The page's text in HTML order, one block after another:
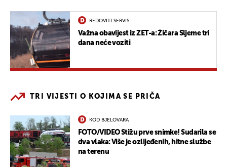
REDOVITI SERVIS
Važna obavijest iz ZET-a: Žičara Sljeme tri
dana neće voziti
TRI VIJESTI O KOJIMA SE PRIČA
KOD BJELOVARA
FOTO/VIDEO Stižu prve snimke! Sudarila se
dva vlaka: Više je ozlijeđenih, hitne službe
na terenu